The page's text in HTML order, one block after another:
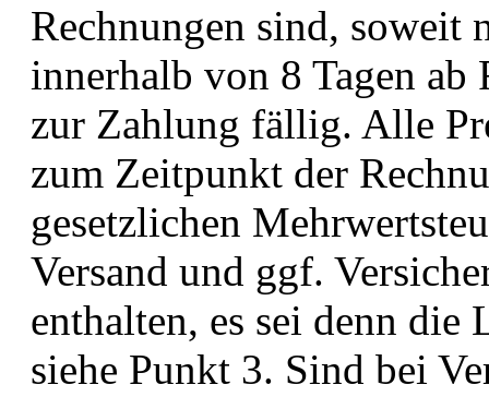
Rechnungen sind, soweit
innerhalb von 8 Tagen ab
zur Zahlung fällig. Alle
zum Zeitpunkt der
gesetzlichen
Versand und ggf.
enthalten, es sei denn
siehe Punkt 3. Sind bei